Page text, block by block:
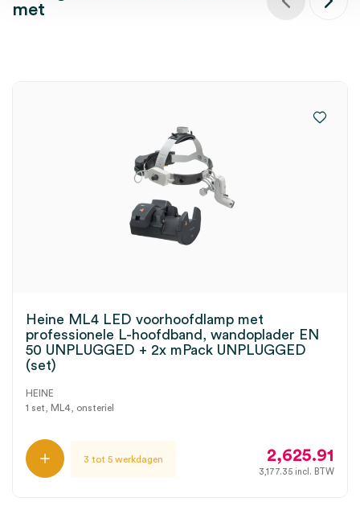
met
Heine ML4 LED voorhoofdlamp met
professionele L-hoofdband, wandoplader EN
50 UNPLUGGED + 2x mPack UNPLUGGED
(set)
HEINE
1 set, ML4, onsteriel
3 tot 5 werkdagen 2,625.91
3,177.35 incl. BTW